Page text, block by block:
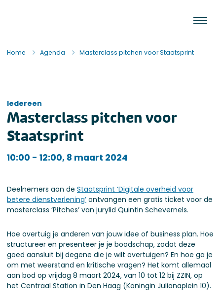
Home Agenda Masterclass pitchen voor Staatsprint
Iedereen
Masterclass pitchen voor
Staatsprint
Iedereen
10:00 - 12:00, 8 maart 2024
Deelnemers aan de Staatsprint ‘Digitale overheid voor
betere dienstverlening’ ontvangen een gratis ticket voor de
masterclass ‘Pitches’ van jurylid Quintin Schevernels.
Hoe overtuig je anderen van jouw idee of business plan. Hoe
structureer en presenteer je je boodschap, zodat deze
goed aansluit bij degene die je wilt overtuigen? En hoe ga je
om met weerstand en kritische vragen? Het komt allemaal
aan bod op vrijdag 8 maart 2024, van 10 tot 12 bij ZZIN, op
het Centraal Station in Den Haag (Koningin Julianaplein 10).